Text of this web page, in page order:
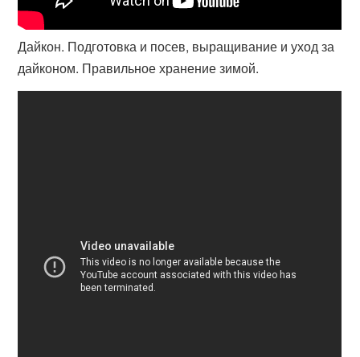
Дайкон. Подготовка и посев, выращивание и уход за
дайконом. Правильное хранение зимой.